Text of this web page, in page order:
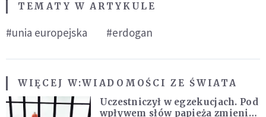
TEMATY W ARTYKULE
#unia europejska #erdogan
WIĘCEJ W:WIADOMOŚCI ZE ŚWIATA
Uczestniczył w egzekucjach. Pod
wpływem słów papieża zmienił